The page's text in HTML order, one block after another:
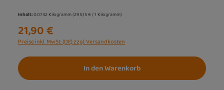
Inhalt:0.0742 Kilogramm(295,15 € / 1 Kilogramm)
21,90 €
Preise inkl. MwSt. (DE) zzgl. Versandkosten
In den Warenkorb